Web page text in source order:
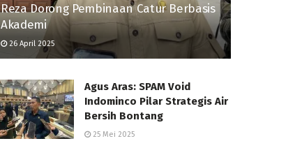
Reza Dorong Pembinaan Catur Berbasis
Akademi
26 April 2025
Agus Aras: SPAM Void
Indominco Pilar Strategis Air
Bersih Bontang
25 Mei 2025